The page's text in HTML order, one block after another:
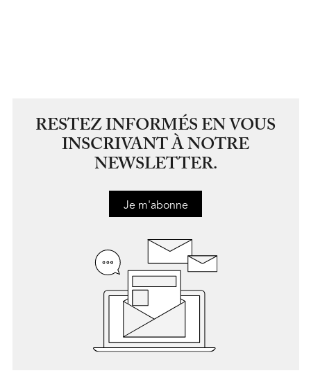
RESTEZ INFORMÉS EN VOUS
INSCRIVANT À NOTRE
NEWSLETTER.
Je m'abonne